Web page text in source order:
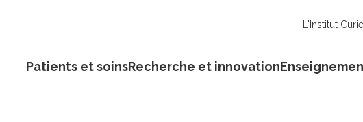
L'Institut Curie
Patients et soinsRecherche et innovation